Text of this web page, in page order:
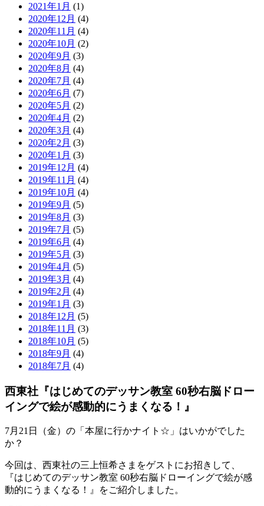
2021年1月 (1)
2020年12月 (4)
2020年11月 (4)
2020年10月 (2)
2020年9月 (3)
2020年8月 (4)
2020年7月 (4)
2020年6月 (7)
2020年5月 (2)
2020年4月 (2)
2020年3月 (4)
2020年2月 (3)
2020年1月 (3)
2019年12月 (4)
2019年11月 (4)
2019年10月 (4)
2019年9月 (5)
2019年8月 (3)
2019年7月 (5)
2019年6月 (4)
2019年5月 (3)
2019年4月 (5)
2019年3月 (4)
2019年2月 (4)
2019年1月 (3)
2018年12月 (5)
2018年11月 (3)
2018年10月 (5)
2018年9月 (4)
2018年7月 (4)
西東社『はじめてのデッサン教室 60秒右脳ドロー
イングで絵が感動的にうまくなる！』
7月21日（金）の「本屋に行かナイト☆」はいかがでした
か？
今回は、西東社の三上恒希さまをゲストにお招きして、
『はじめてのデッサン教室 60秒右脳ドローイングで絵が感
動的にうまくなる！』をご紹介しました。